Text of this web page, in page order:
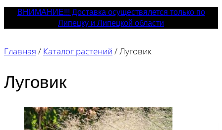
ВНИМАНИЕ!!! Доставка осуществялется только по
Липецку и Липецкой области
Главная / Каталог растений /Луговик
Луговик